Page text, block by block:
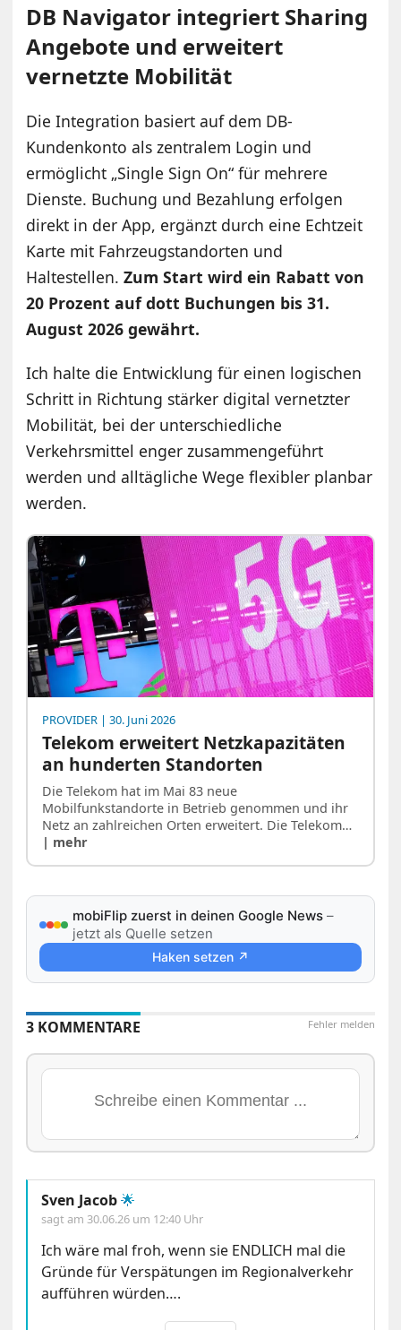
DB Navigator integriert Sharing
Angebote und erweitert
vernetzte Mobilität
Die Integration basiert auf dem DB-
Kundenkonto als zentralem Login und
ermöglicht „Single Sign On“ für mehrere
Dienste. Buchung und Bezahlung erfolgen
direkt in der App, ergänzt durch eine Echtzeit
Karte mit Fahrzeugstandorten und
Haltestellen.Zum Start wird ein Rabatt von
20 Prozent auf dott Buchungen bis 31.
August 2026 gewährt.
Ich halte die Entwicklung für einen logischen
Schritt in Richtung stärker digital vernetzter
Mobilität, bei der unterschiedliche
Verkehrsmittel enger zusammengeführt
werden und alltägliche Wege flexibler planbar
werden.
PROVIDER | 30. Juni 2026
Telekom erweitert Netzkapazitäten
an hunderten Standorten
Die Telekom hat im Mai 83 neue
Mobilfunkstandorte in Betrieb genommen und ihr
Netz an zahlreichen Orten erweitert. Die Telekom…
| mehr
mobiFlip zuerst in deinen Google News –
jetzt als Quelle setzen
Haken setzen ↗
Fehler melden
3 KOMMENTARE
Sven Jacob🌟
sagt am 30.06.26 um 12:40 Uhr
Ich wäre mal froh, wenn sie ENDLICH mal die
Gründe für Verspätungen im Regionalverkehr
aufführen würden….